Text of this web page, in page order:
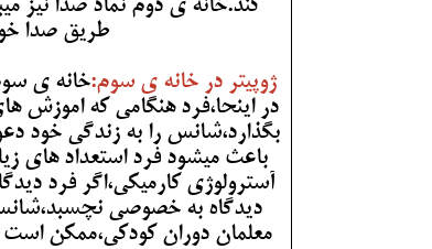
کند.خانه ی دوم نماد صدا نیز
طریق صدا
ژوپیتر در خانه ی سوم:خانه ی
در اینحا،فرد هنگامی که اموزش
بگذارد،شانس را به زندگی خود
باعث میشود فرد استعداد های
آسترولوژی کارمیکی،اگر فرد
دیدگاه به خصوصی نچسبد،شانس
معلمان دوران کودکی،ممکن است